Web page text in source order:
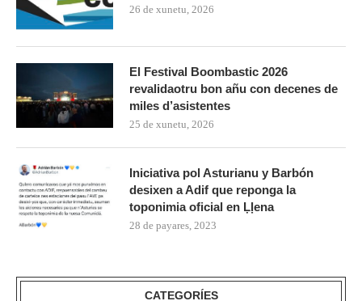
26 de xunetu, 2026
El Festival Boombastic 2026
revalidaotru bon añu con decenes de
miles d’asistentes
25 de xunetu, 2026
Iniciativa pol Asturianu y Barbón
desixen a Adif que reponga la
toponimia oficial en Ḷḷena
28 de payares, 2023
CATEGORÍES